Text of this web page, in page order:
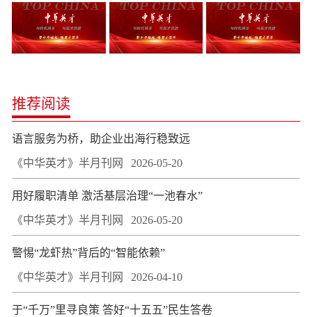
推荐阅读
语言服务为桥，助企业出海行稳致远
《中华英才》半月刊网 2026-05-20
用好履职清单 激活基层治理“一池春水”
《中华英才》半月刊网 2026-05-20
警惕“龙虾热”背后的“智能依赖”
《中华英才》半月刊网 2026-04-10
于“千万”里寻良策 答好“十五五”民生答卷